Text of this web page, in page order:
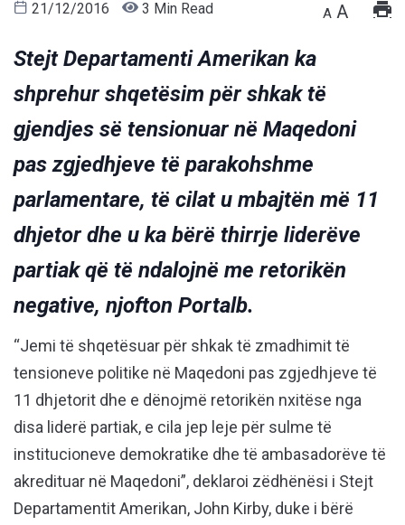
21/12/2016 3 Min Read A A
Stejt Departamenti Amerikan ka
shprehur shqetësim për shkak të
gjendjes së tensionuar në Maqedoni
pas zgjedhjeve të parakohshme
parlamentare, të cilat u mbajtën më 11
dhjetor dhe u ka bërë thirrje liderëve
partiak që të ndalojnë me retorikën
negative, njofton Portalb.
“Jemi të shqetësuar për shkak të zmadhimit të
tensioneve politike në Maqedoni pas zgjedhjeve të
11 dhjetorit dhe e dënojmë retorikën nxitëse nga
disa liderë partiak, e cila jep leje për sulme të
institucioneve demokratike dhe të ambasadorëve të
akredituar në Maqedoni”, deklaroi zëdhënësi i Stejt
Departamentit Amerikan, John Kirby, duke i bërë